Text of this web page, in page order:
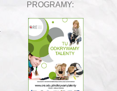
PROGRAMY: